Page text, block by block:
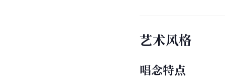
艺术风格
唱念特点